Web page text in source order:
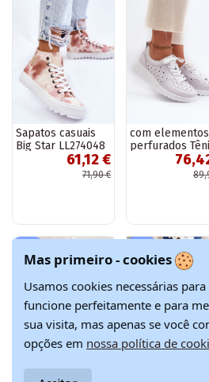
Sapatos casuais
Big Star LL274048
bege-rosa61,12 €
71,90 €
com elementos
perfurados
modelo
couro natural
Mas primeiro - cookies
Usamos cookies necessárias
funcione perfeitamente e para
sua visita, mas apenas se você
opções em nossa política de